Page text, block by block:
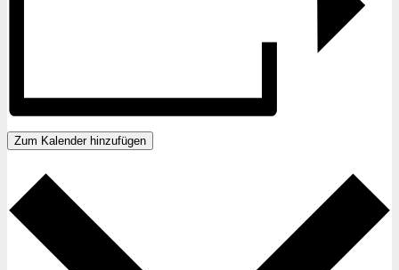
Zum Kalender hinzufügen